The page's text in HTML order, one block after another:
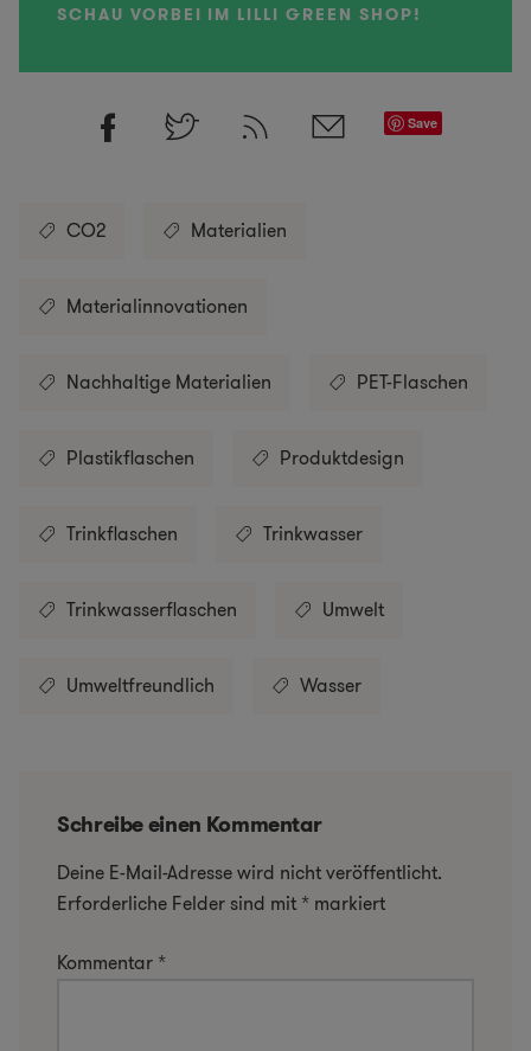
SCHAU VORBEI IM LILLI GREEN SHOP!
Save
CO2 Materialien
Materialinnovationen
Nachhaltige Materialien PET-Flaschen
Plastikflaschen Produktdesign
Trinkflaschen Trinkwasser
Trinkwasserflaschen Umwelt
Umweltfreundlich Wasser
Schreibe einen Kommentar
Deine E-Mail-Adresse wird nicht veröffentlicht.
Erforderliche Felder sind mit * markiert
Kommentar *